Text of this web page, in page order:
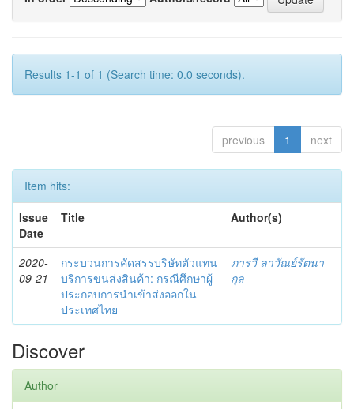
Results 1-1 of 1 (Search time: 0.0 seconds).
previous 1 next
Item hits:
Issue
Date
Title Author(s)
2020-
09-21
กระบวนการคัดสรรบริษัทตัวแทน
บริการขนส่งสินค้า: กรณีศึกษาผู้
ประกอบการนำเข้าส่งออกใน
ประเทศไทย
ภารวี ลาวัณย์รัตนา
กุล
Discover
Author